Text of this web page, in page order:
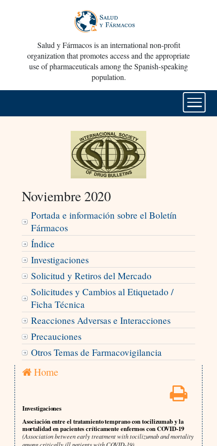
Salud y Fármacos is an international non-profit
organization that promotes access and the appropriate
use of pharmaceuticals among the Spanish-speaking
population.
Noviembre 2020
Portada e información sobre el Boletín
Fármacos
Índice
Investigaciones
Solicitud y Retiros del Mercado
Solicitudes y Cambios al Etiquetado /
Ficha Técnica
Reacciones Adversas e Interacciones
Precauciones
Otros Temas de Farmacovigilancia
Home
Investigaciones
Asociación entre el tratamiento temprano con tocilizumab y la
mortalidad en pacientes críticamente enfermos con COVID-19
(Association between early treatment with tocilizumab and mortality
among critically ill patients with COVID-19)